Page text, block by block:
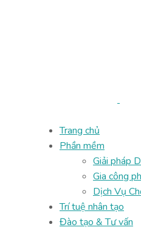
Trang chủ
Phần mềm
Giải pháp
Gia công
Dịch Vụ
Trí tuệ nhân tạo
Đào tạo & Tư vấn